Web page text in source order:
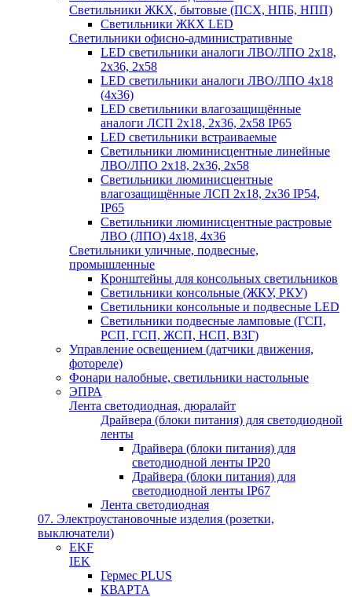
Светильники ЖКХ, бытовые (ПСХ, НПБ, НПП)
Светильники ЖКХ LED
Светильники офисно-административные
LED светильники аналоги ЛВО/ЛПО 2х18,
2х36, 2х58
LED светильники аналоги ЛВО/ЛПО 4х18
(4х36)
LED светильники влагозащищённые
аналоги ЛСП 2х18, 2х36, 2х58 IP65
LED светильники встраиваемые
Светильники люминисцентные линейные
ЛВО/ЛПО 2х18, 2х36, 2х58
Светильники люминисцентные
влагозащищённые ЛСП 2х18, 2х36 IP54,
IP65
Светильники люминисцентные растровые
ЛВО (ЛПО) 4х18, 4х36
Светильники уличные, подвесные,
промышленные
Кронштейны для консольных светильников
Светильники консольные (ЖКУ, РКУ)
Светильники консольные и подвесные LED
Светильники подвесные ламповые (ГСП,
РСП, ГСП, ЖСП, НСП, ВЗГ)
Управление освещением (датчики движения,
фотореле)
Фонари налобные, светильники настольные
ЭПРА
Лента светодиодная, дюралайт
Драйвера (блоки питания) для светодиодной
ленты
Драйвера (блоки питания) для
светодиодной ленты IP20
Драйвера (блоки питания) для
светодиодной ленты IP67
Лента светодиодная
07. Электроустановочные изделия (розетки,
выключатели)
EKF
IEK
Гермес PLUS
КВАРТА